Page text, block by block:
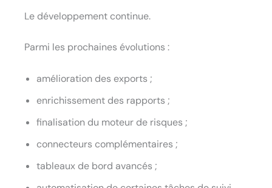
Le développement continue.
Parmi les prochaines évolutions :
amélioration des exports ;
enrichissement des rapports ;
finalisation du moteur de risques ;
connecteurs complémentaires ;
tableaux de bord avancés ;